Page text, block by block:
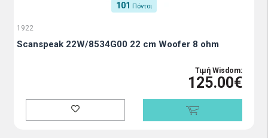
101 Πόντοι
1922
Scanspeak 22W/8534G00 22 cm Woofer 8 ohm
Τιμή Wisdom:
125.00€